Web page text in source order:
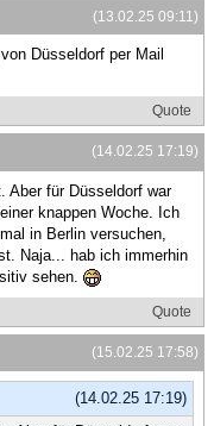
(13.02.25 09:11)
Düsseldorf per Mail
Quote
(14.02.25 17:19)
Aber für Düsseldorf war
knappen Woche. Ich
in Berlin versuchen,
Naja... hab ich immerhin
sehen.
Quote
(15.02.25 17:58)
(14.02.25 17:19)